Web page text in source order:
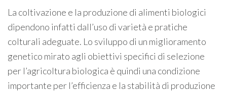
La coltivazione e la produzione di alimenti biologici
dipendono infatti dall’uso di varietà e pratiche
colturali adeguate. Lo sviluppo di un miglioramento
genetico mirato agli obiettivi specifici di selezione
per l’agricoltura biologica è quindi una condizione
importante per l’efficienza e la stabilità di produzione